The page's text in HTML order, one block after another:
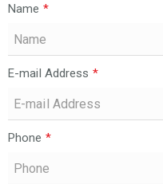
Name *
E-mail Address *
Phone *